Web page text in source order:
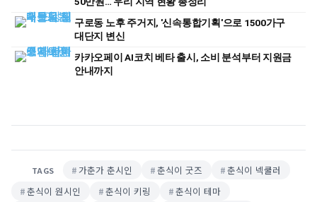
구로동 노후 주거지, '신속통합기획'으로 1500가구
대단지 변신
카카오페이 AI코치 베타 출시, 소비 분석부터 지원금
안내까지
TAGS 가춘가 춘시인 춘식이 굿즈
춘식이 넥쿨러
춘식이 원시인
춘식이 키링
춘식이 테마